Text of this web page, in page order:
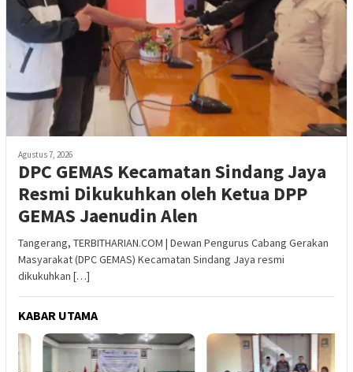
Agustus 7, 2026
DPC GEMAS Kecamatan Sindang Jaya
Resmi Dikukuhkan oleh Ketua DPP
GEMAS Jaenudin Alen
Tangerang, TERBITHARIAN.COM | Dewan Pengurus Cabang Gerakan
Masyarakat (DPC GEMAS) Kecamatan Sindang Jaya resmi
dikukuhkan […]
KABAR UTAMA